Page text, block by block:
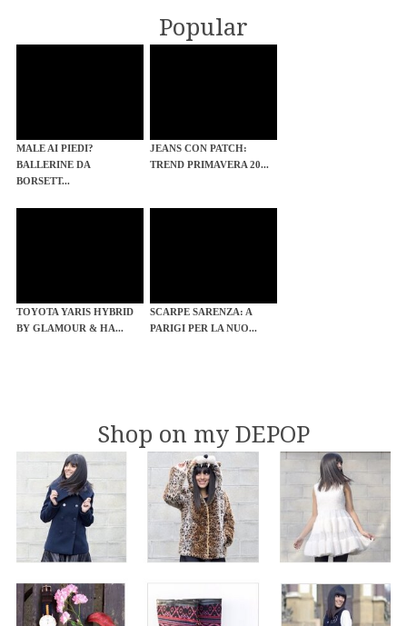
Popular
MALE AI PIEDI?
BALLERINE DA
BORSETT...
JEANS CON PATCH:
TREND PRIMAVERA 20...
TOYOTA YARIS HYBRID
BY GLAMOUR & HA...
SCARPE SARENZA: A
PARIGI PER LA NUO...
Shop on my DEPOP